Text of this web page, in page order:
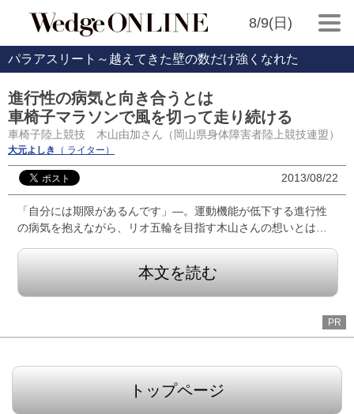
8/9(日)
パラアスリート～越えてきた壁の数だけ強くなれた
進行性の病気と向き合うとは
車椅子マラソンで風を切って走り続ける
車椅子陸上競技 木山由加さん（岡山県身体障害者陸上競技連盟）
大元よしき （ ライター）
2013/08/22
「自分には期限があるんです」―。運動機能が低下する進行性
の病気を抱えながら、リオ五輪を目指す木山さんの想いとは…
本文を読む
PR
トップページ